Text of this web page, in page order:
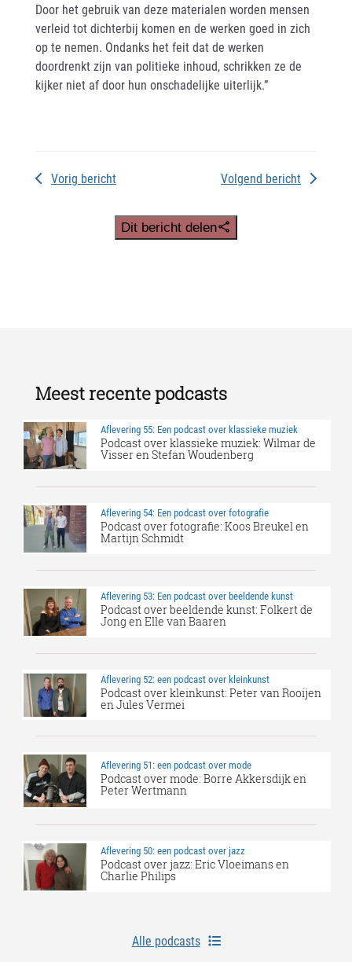
Door het gebruik van deze materialen worden mensen
verleid tot dichterbij komen en de werken goed in zich
op te nemen. Ondanks het feit dat de werken
doordrenkt zijn van politieke inhoud, schrikken ze de
kijker niet af door hun onschadelijke uiterlijk.”
Vorig bericht Volgend bericht
Dit bericht delen
Meest recente podcasts
Aflevering 55: Een podcast over klassieke muziek
Podcast over klassieke muziek: Wilmar de
Visser en Stefan Woudenberg
Aflevering 54: Een podcast over fotografie
Podcast over fotografie: Koos Breukel en
Martijn Schmidt
Aflevering 53: Een podcast over beeldende kunst
Podcast over beeldende kunst: Folkert de
Jong en Elle van Baaren
Aflevering 52: een podcast over kleinkunst
Podcast over kleinkunst: Peter van Rooijen
en Jules Vermei
Aflevering 51: een podcast over mode
Podcast over mode: Borre Akkersdijk en
Peter Wertmann
Aflevering 50: een podcast over jazz
Podcast over jazz: Eric Vloeimans en
Charlie Philips
Alle podcasts